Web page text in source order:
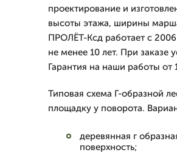
проектирование и
высоты этажа, ширины
ПРОЛЁТ-Ксд работает с
не менее 10 лет. При заказе
Гарантия на наши работы от
Типовая схема Г-образной
площадку у поворота.
деревянная г
поверхность;